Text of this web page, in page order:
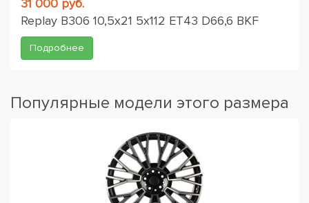
31 000 руб.
Replay B306 10,5x21 5x112 ET43 D66,6 BKF
Подробнее
Популярные модели этого размера